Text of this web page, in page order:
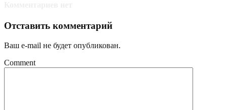
Отставить комментарий
Ваш e-mail не будет опубликован.
Comment